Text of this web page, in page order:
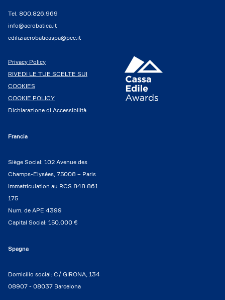
Tel. 800.826.969
info@acrobatica.it
ediliziacrobaticaspa@pec.it
Privacy Policy
RIVEDI LE TUE SCELTE SUI
COOKIES
COOKIE POLICY
Dichiarazione di Accessibilità
Francia
Siège Social: 102 Avenue des
Champs-Elysées, 75008 – Paris
Immatriculation au RCS 848 861
175
Num. de APE 4399
Capital Social: 150.000 €
Spagna
Domicilio social: C/ GIRONA, 134
08907 - 08037 Barcelona